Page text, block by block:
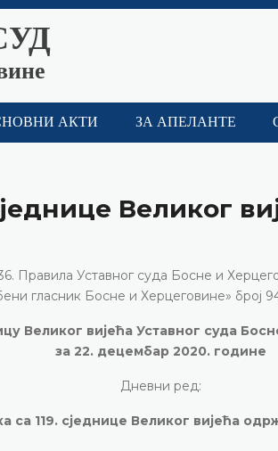
АКТИ ЗА АПЕЛАНТЕ
Великог
Правила Уставног суда Босне и
гласник Босне и Херцеговине» број
Великог вијећа Уставног суда
за 22. децембар 2020. године
Дневни ред:
са 119. сједнице Великог вијећа